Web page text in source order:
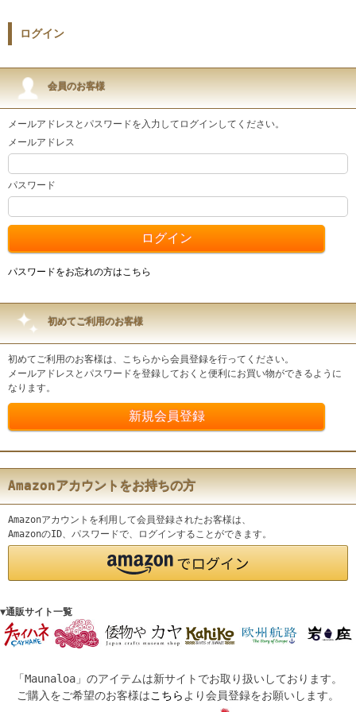
ログイン
会員のお客様
メールアドレスとパスワードを入力してログインしてください。
メールアドレス
パスワード
パスワードをお忘れの方はこちら
初めてご利用のお客様
初めてご利用のお客様は、こちらから会員登録を行ってください。
メールアドレスとパスワードを登録しておくと便利にお買い物ができるように
なります。
Amazonアカウントをお持ちの方
Amazonアカウントを利用して会員登録されたお客様は、
AmazonのID、パスワードで、ログインすることができます。
▼通販サイト一覧
「Maunaloa」のアイテムは新サイトでお取り扱いしております。
ご購入をご希望のお客様はこちら より会員登録をお願いします。